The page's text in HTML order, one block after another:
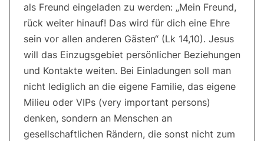
als Freund eingeladen zu werden: „Mein Freund,
rück weiter hinauf! Das wird für dich eine Ehre
sein vor allen anderen Gästen“ (Lk 14,10). Jesus
will das Einzugsgebiet persönlicher Beziehungen
und Kontakte weiten. Bei Einladungen soll man
nicht lediglich an die eigene Familie, das eigene
Milieu oder VIPs (very important persons)
denken, sondern an Menschen an
gesellschaftlichen Rändern, die sonst nicht zum